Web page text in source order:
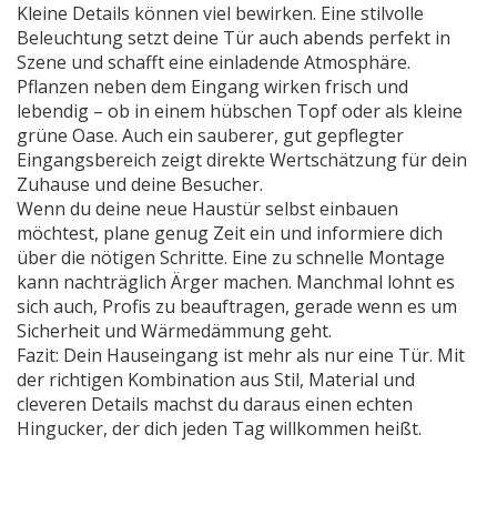
Kleine Details können viel bewirken. Eine stilvolle
Beleuchtung setzt deine Tür auch abends perfekt in
Szene und schafft eine einladende Atmosphäre.
Pflanzen neben dem Eingang wirken frisch und
lebendig – ob in einem hübschen Topf oder als kleine
grüne Oase. Auch ein sauberer, gut gepflegter
Eingangsbereich zeigt direkte Wertschätzung für dein
Zuhause und deine Besucher.
Wenn du deine neue Haustür selbst einbauen
möchtest, plane genug Zeit ein und informiere dich
über die nötigen Schritte. Eine zu schnelle Montage
kann nachträglich Ärger machen. Manchmal lohnt es
sich auch, Profis zu beauftragen, gerade wenn es um
Sicherheit und Wärmedämmung geht.
Fazit: Dein Hauseingang ist mehr als nur eine Tür. Mit
der richtigen Kombination aus Stil, Material und
cleveren Details machst du daraus einen echten
Hingucker, der dich jeden Tag willkommen heißt.